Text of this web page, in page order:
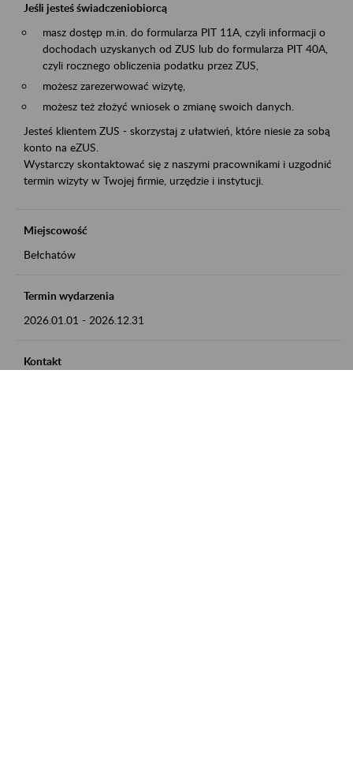
Jeśli jesteś świadczeniobiorcą
masz dostęp m.in. do formularza PIT 11A, czyli informacji o
dochodach uzyskanych od ZUS lub do formularza PIT 40A,
czyli rocznego obliczenia podatku przez ZUS,
możesz zarezerwować wizytę,
możesz też złożyć wniosek o zmianę swoich danych.
Jesteś klientem ZUS - skorzystaj z ułatwień, które niesie za sobą
konto na eZUS.
Wystarczy skontaktować się z naszymi pracownikami i uzgodnić
termin wizyty w Twojej firmie, urzędzie i instytucji.
Miejscowość
Bełchatów
Termin wydarzenia
2026.01.01 - 2026.12.31
Kontakt